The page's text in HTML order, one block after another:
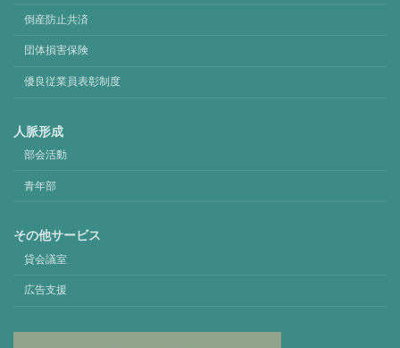
倒産防止共済
団体損害保険
優良従業員表彰制度
人脈形成
部会活動
青年部
その他サービス
貸会議室
広告支援